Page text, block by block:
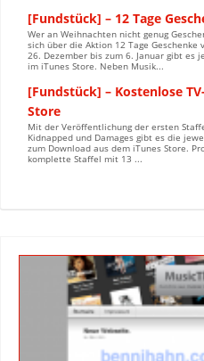
[Fundstück] – 12 Tage
Wer an Weihnachten nicht genug
sich über die Aktion 12 Tage Geschenke
26. Dezember bis zum 6. Januar gibt es
im iTunes Store. Neben Musik...
[Fundstück] – Kostenlose
Store
Mit der Veröffentlichung der ersten
Kidnapped und Damages gibt es die
zum Download aus dem iTunes Store.
komplette Staffel mit 13 ...